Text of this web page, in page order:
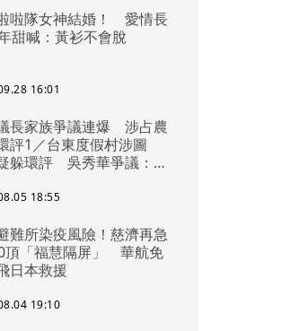
啦隊女神結婚！ 愛情長
甜喊：黃衫不會脫
16:01
長家族爭議連爆 涉占農
評1／台東度假村涉圖
躲環評 吳秀華爭議：概
18:55
難所染疫風險！慈濟再急
頂「福慧隔屏」 華航免
日本救援
19:10